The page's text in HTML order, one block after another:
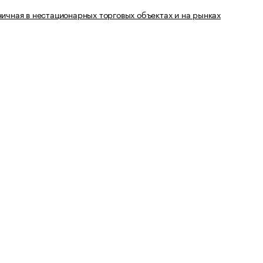
в нестационарных торговых объектах и на рынках